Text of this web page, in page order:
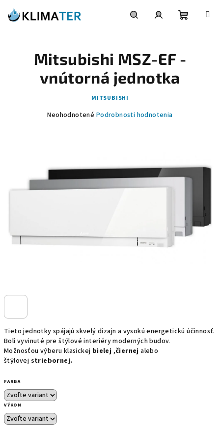
obsah
košík
Tieto jednotky spájajú skvelý dizajn a vysokú energetickú účinnosť.
Boli vyvinuté pre štýlové interiéry moderných budov.
Možnosťou výberu klasickej bielej ,čiernej alebo
štýlovej striebornej.
FARBA
VÝKON
Mitsubishi MSZ-EF -
vnútorná jednotka
MITSUBISHI
Priemerné
Neohodnotené Podrobnosti hodnotenia